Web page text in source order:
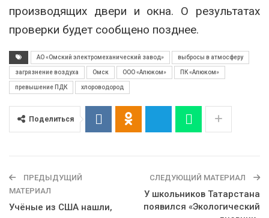
производящих двери и окна. О результатах
проверки будет сообщено позднее.
АО «Омский электромеханический завод» выбросы в атмосферу
загрязнение воздуха Омск ООО «Алюком» ПК «Алюком»
превышение ПДК хлороводород
Поделиться
ПРЕДЫДУЩИЙ
МАТЕРИАЛ
Учёные из США нашли,
СЛЕДУЮЩИЙ МАТЕРИАЛ
У школьников Татарстана
появился «Экологический